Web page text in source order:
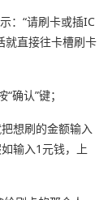
：“请刷卡或插IC
就直接往卡槽刷卡
确认”键；
想刷的金额输入
输入1元钱，上